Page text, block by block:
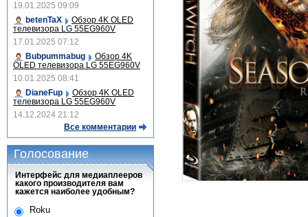
19.01.2025 09:09
betenTaX
Обзор 4K OLED
телевизора LG 55EG960V
17.01.2025 07:12
Bubpummabug
Обзор 4K
OLED телевизора LG 55EG960V
10.01.2025 08:41
DianeFup
Обзор 4K OLED
телевизора LG 55EG960V
14.12.2024 21:12
Все комментарии
Голосование
Интерфейс для медиаплееров
какого производителя вам
кажется наиболее удобным?
Roku